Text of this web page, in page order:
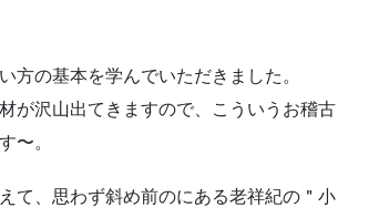
方の基本を学んでいただきました。
が沢山出てきますので、こういうお稽古
〜。
て、思わず斜め前のにある老祥紀の＂小